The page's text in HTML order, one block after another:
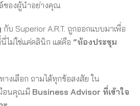
ล์ของผู้นำอย่างคุณ
กับ Superior A.R.T. ถูกออกแบบมาเพื่อ
ไม่ใช่แค่คลินิก แต่คือ “ห้องประชุม
งเลือก ถามได้ทุกข้อสงสัย ใน
อนคุณมี Business Advisor ที่เข้าใจ